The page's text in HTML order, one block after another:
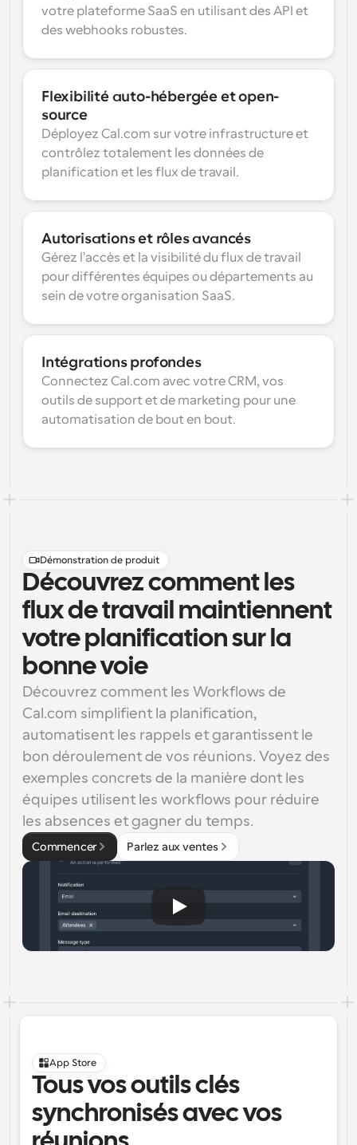
votre plateforme SaaS en utilisant des API et
des webhooks robustes.
Flexibilité auto-hébergée et open-
source
Déployez Cal.com sur votre infrastructure et
contrôlez totalement les données de
planification et les flux de travail.
Autorisations et rôles avancés
Gérez l'accès et la visibilité du flux de travail
pour différentes équipes ou départements au
sein de votre organisation SaaS.
Intégrations profondes
Connectez Cal.com avec votre CRM, vos
outils de support et de marketing pour une
automatisation de bout en bout.
Démonstration de produit
Découvrez comment les
flux de travail maintiennent
votre planification sur la
bonne voie
Découvrez comment les Workflows de
Cal.com simplifient la planification,
automatisent les rappels et garantissent le
bon déroulement de vos réunions. Voyez des
exemples concrets de la manière dont les
équipes utilisent les workflows pour réduire
les absences et gagner du temps.
Commencer Parlez aux ventes
App Store
Tous vos outils clés
synchronisés avec vos